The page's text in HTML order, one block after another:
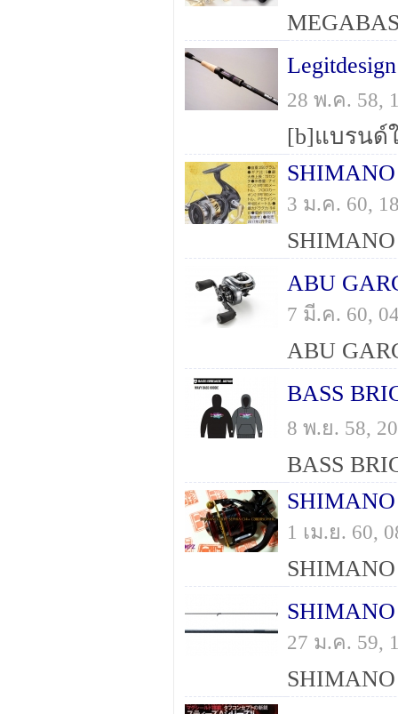
28 พ.ค. 58,
3 ม.ค. 60,
ABU
7 มี.ค. 60,
BASS
8 พ.ย. 58,
SHIMANO
1 เม.ย. 60,
27 ม.ค. 59,